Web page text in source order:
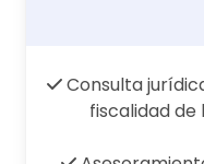
Consulta
fiscalidad de